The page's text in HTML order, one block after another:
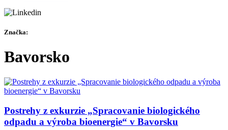
Značka:
Bavorsko
Postrehy z exkurzie „Spracovanie biologického
odpadu a výroba bioenergie“ v Bavorsku